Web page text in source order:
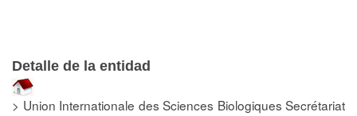
Detalle de la entidad
> Union Internationale des Sciences Biologiques Secrétariat